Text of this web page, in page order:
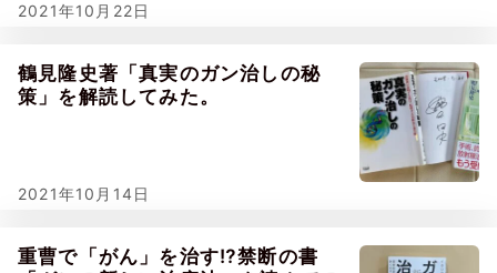
2021年10月22日
鶴見隆史著「真実のガン治しの秘
策」を解読してみた。
2021年10月14日
重曹で「がん」を治す⁉禁断の書